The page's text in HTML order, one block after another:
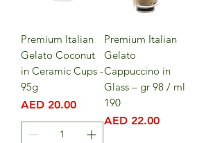
Premium Italian
Gelato Coconut
in Ceramic Cups -
95g
मूल्य
AED 20.00
Premium Italian
Gelato
Cappuccino in
Glass – gr 98 / ml
190
मूल्य
AED 22.00